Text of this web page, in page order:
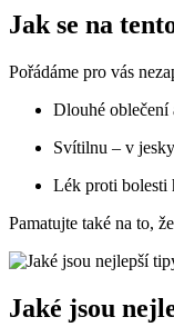
Jak se na
Pořádáme pro vás
Dlouhé oblečení
Svítilnu – v
Lék proti bolesti
Pamatujte také na to,
Jaké jsou